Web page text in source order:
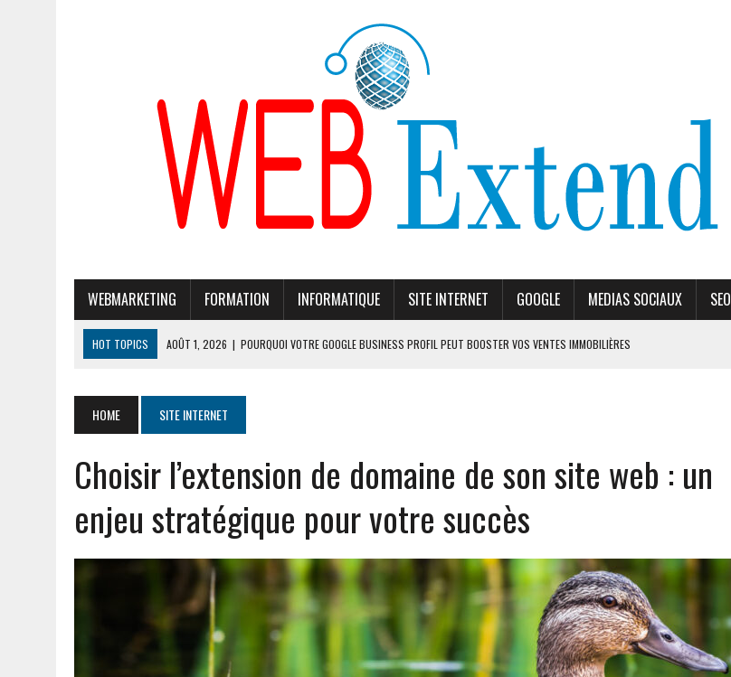
WEBMARKETING FORMATION INFORMATIQUE SITE INTERNET GOOGLE MEDIAS SOCIAUX SEO
HOT TOPICS AOÛT 1, 2026 | POURQUOI VOTRE GOOGLE BUSINESS PROFIL PEUT BOOSTER VOS VENTES IMMOBILIÈRES
JUILLET 20, 2026 | PGI DEF EXPLIQUÉ : DÉFINITION ET AVANTAGES POUR VOTRE BUSINESS
AOÛT 5, 2026
CHAUFFE EAU THERMOR NOTICE : GUIDE D’ENTRETIEN EFFICACE EN 2026
HOME SITE INTERNET
Choisir l’extension de domaine de son site web : un
enjeu stratégique pour votre succès